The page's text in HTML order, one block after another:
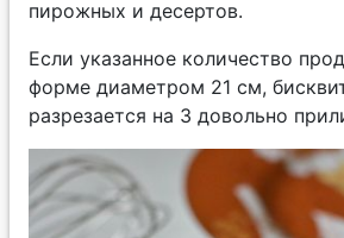
пирожных и десертов.
Если указанное количество
форме диаметром 21 см,
разрезается на 3 довольно